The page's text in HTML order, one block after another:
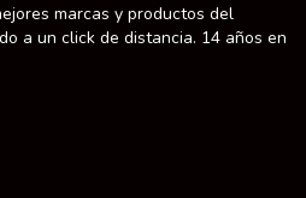
marcas y productos del
a un click de distancia. 14 años en